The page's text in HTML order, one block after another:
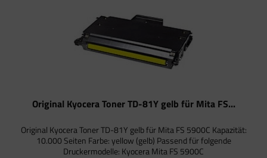
Original Kyocera Toner TD-81Y gelb für Mita FS...
Original Kyocera Toner TD-81Y gelb für Mita FS 5900C Kapazität:
10.000 Seiten Farbe: yellow (gelb) Passend für folgende
Druckermodelle: Kyocera Mita FS 5900C